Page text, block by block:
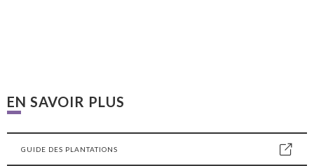
EN SAVOIR PLUS
GUIDE DES PLANTATIONS